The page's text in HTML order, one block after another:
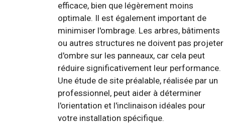
efficace, bien que légèrement moins
optimale. Il est également important de
minimiser l'ombrage. Les arbres, bâtiments
ou autres structures ne doivent pas projeter
d'ombre sur les panneaux, car cela peut
réduire significativement leur performance.
Une étude de site préalable, réalisée par un
professionnel, peut aider à déterminer
l'orientation et l'inclinaison idéales pour
votre installation spécifique.